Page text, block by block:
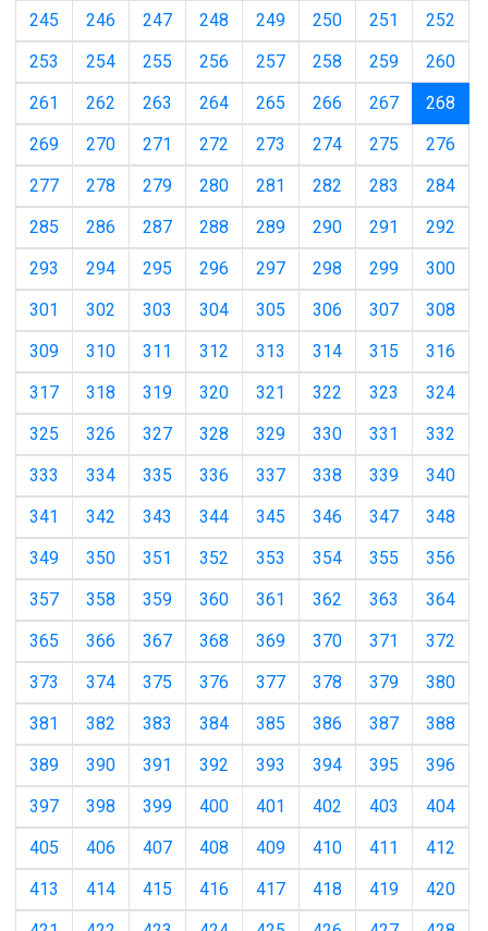
245
246 247 248 249 250 251
252
253
254 255 256 257 258 259
260
261
262 263 264 265 266 267 268
269 270 271 272 273 274 275
276
277
278 279 280 281 282 283
284
285
286 287 288 289 290 291
292
293
294 295 296 297 298 299
300
301
302 303 304 305 306 307
308
309
310 311 312 313 314 315
316
317
318 319 320 321 322 323
324
325
326 327 328 329 330 331
332
333
334 335 336 337 338 339
340
341
342 343 344 345 346 347
348
349
350 351 352 353 354 355
356
357
358 359 360 361 362 363
364
365
366 367 368 369 370 371
372
373
374 375 376 377 378 379
380
381
382 383 384 385 386 387
388
389
390 391 392 393 394 395
396
397
398 399 400 401 402 403
404
405
406 407 408 409 410 411
412
413
414 415 416 417 418 419
420